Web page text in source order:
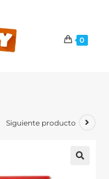
0
Siguiente producto